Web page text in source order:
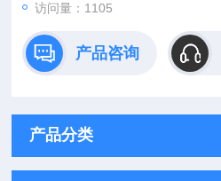
访问量：1105
产品咨询
产品分类